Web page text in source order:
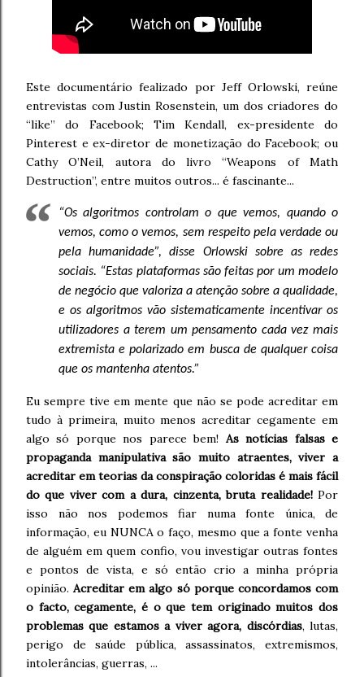
Este documentário fealizado por Jeff Orlowski, reúne
entrevistas com Justin Rosenstein, um dos criadores do
“like” do Facebook; Tim Kendall, ex-presidente do
Pinterest e ex-diretor de monetização do Facebook; ou
Cathy O’Neil, autora do livro “Weapons of Math
Destruction”, entre muitos outros... é fascinante...
“Os algoritmos controlam o que vemos, quando o
vemos, como o vemos, sem respeito pela verdade ou
pela humanidade”, disse Orlowski sobre as redes
sociais. “Estas plataformas são feitas por um modelo
de negócio que valoriza a atenção sobre a qualidade,
e os algoritmos vão sistematicamente incentivar os
utilizadores a terem um pensamento cada vez mais
extremista e polarizado em busca de qualquer coisa
que os mantenha atentos.”
Eu sempre tive em mente que não se pode acreditar em
tudo à primeira, muito menos acreditar cegamente em
algo só porque nos parece bem! As notícias falsas e
propaganda manipulativa são muito atraentes, viver a
acreditar em teorias da conspiração coloridas é mais fácil
do que viver com a dura, cinzenta, bruta realidade!Por
isso não nos podemos fiar numa fonte única, de
informação, eu NUNCA o faço, mesmo que a fonte venha
de alguém em quem confio, vou investigar outras fontes
e pontos de vista, e só então crio a minha própria
opinião. Acreditar em algo só porque concordamos com
o facto, cegamente, é o que tem originado muitos dos
problemas que estamos a viver agora, discórdias, lutas,
perigo de saúde pública, assassinatos, extremismos,
intolerâncias, guerras, ...